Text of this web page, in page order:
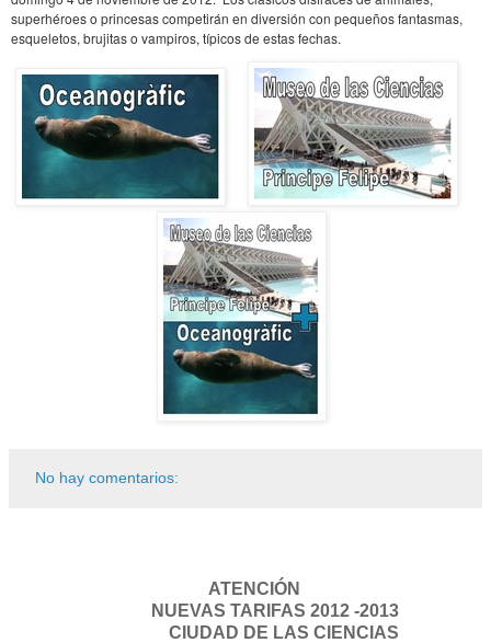
superhéroes o princesas competirán en diversión con pequeños fantasmas,
esqueletos, brujitas o vampiros, típicos de estas fechas.
No hay comentarios:
ATENCIÓN
NUEVAS TARIFAS 2012 -2013
CIUDAD DE LAS CIENCIAS